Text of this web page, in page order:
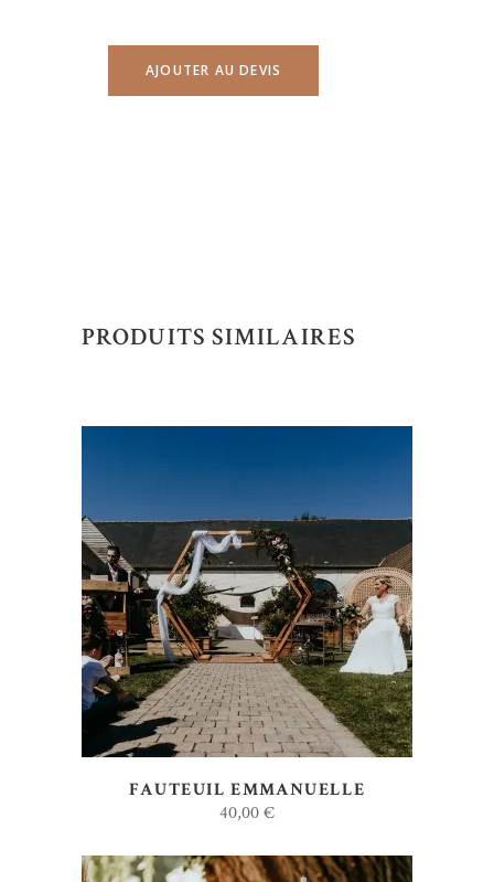
AJOUTER AU DEVIS
PRODUITS SIMILAIRES
AJOUTER AU DEVIS
FAUTEUIL EMMANUELLE
40,00€